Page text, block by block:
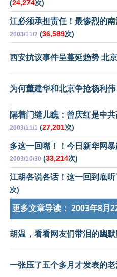
(24,274次)
江必须承担责任！最惨烈的
2003/11/2 (36,589次)
西安抗议事件呈蔓延趋势 北
为何董建华和北京争抢杨利伟
隔着门缝儿瞧：曾庆红是中
2003/11/1 (27,201次)
多这一回嘴！！今日新华网
2003/10/30 (33,214次)
江胡各说各话！这一回到底
次)
更多文章导读： 2003年8月
胡温，看看网友们带泪的幽默
一张压了五个多月才发表的